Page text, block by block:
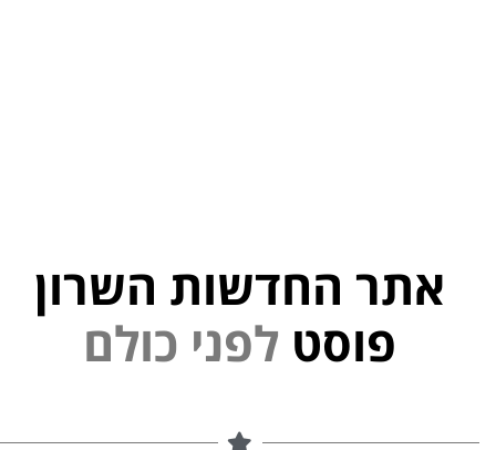
אתר החדשות השרון
פוסט
לם